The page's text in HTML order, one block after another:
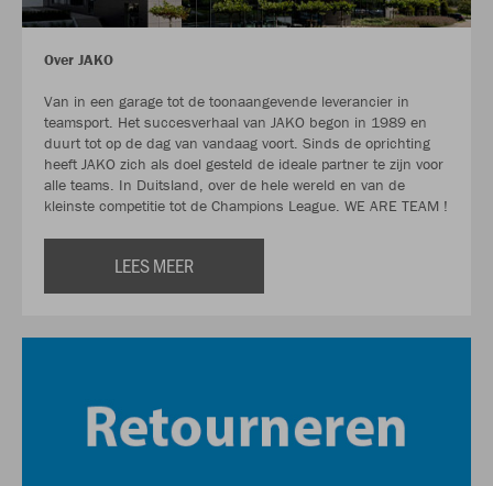
Over JAKO
Van in een garage tot de toonaangevende leverancier in
teamsport. Het succesverhaal van JAKO begon in 1989 en
duurt tot op de dag van vandaag voort. Sinds de oprichting
heeft JAKO zich als doel gesteld de ideale partner te zijn voor
alle teams. In Duitsland, over de hele wereld en van de
kleinste competitie tot de Champions League. WE ARE TEAM !
LEES MEER